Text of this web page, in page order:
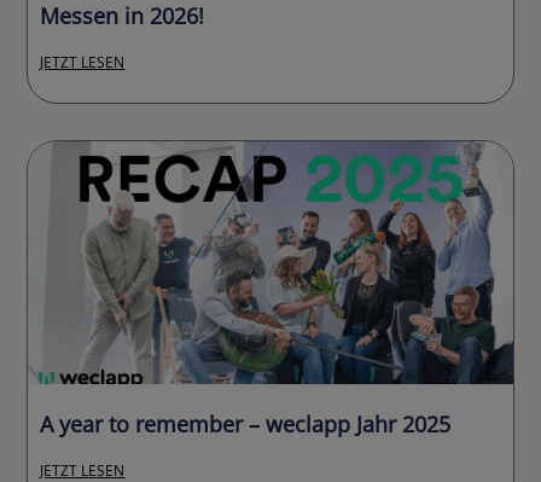
Messen in 2026!
JETZT LESEN
A year to remember – weclapp Jahr 2025
JETZT LESEN